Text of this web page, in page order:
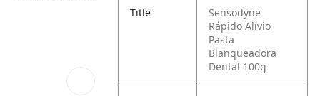
Title
Sensodyne
Rápido Alívio
Pasta
Blanqueadora
Dental 100g